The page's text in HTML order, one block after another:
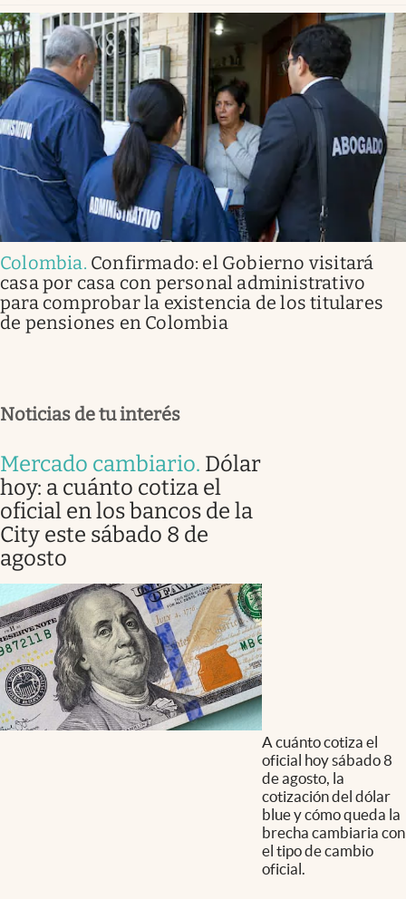
Colombia. Confirmado: el Gobierno visitará
casa por casa con personal administrativo
para comprobar la existencia de los titulares
de pensiones en Colombia
Noticias de tu interés
Mercado cambiario. Dólar
hoy: a cuánto cotiza el
oficial en los bancos de la
City este sábado 8 de
agosto
A cuánto cotiza el
oficial hoy sábado 8
de agosto, la
cotización del dólar
blue y cómo queda la
brecha cambiaria con
el tipo de cambio
oficial.